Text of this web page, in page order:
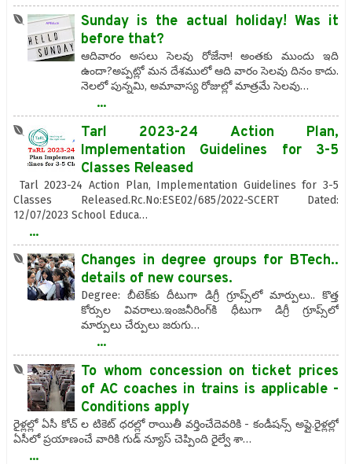
Sunday is the actual holiday! Was it
before that?
ఆదివారం అసలు సెలవు రోజేనా! అంతకు ముందు ఇది
ఉందా?అప్పట్లో మన దేశములో ఆది వారం సెలవు దినం కాదు.
నెలలో పున్నమి, అమావాస్య రోజుల్లో మాత్రమే సెలవు…
...
Tarl 2023-24 Action Plan,
Implementation Guidelines for 3-5
Classes Released
Tarl 2023-24 Action Plan, Implementation Guidelines for 3-5
Classes Released.Rc.No:ESE02/685/2022-SCERT Dated:
12/07/2023 School Educa…
...
Changes in degree groups for BTech..
details of new courses.
Degree: బీటెక్‌కు దీటుగా డిగ్రీ గ్రూప్స్‌లో మార్పులు.. కొత్త
కోర్సుల వివరాలు.ఇంజనీరింగ్‌కి ధీటుగా డిగ్రీ గ్రూప్స్‌లో
మార్పులు చేర్పులు జరుగు…
...
To whom concession on ticket prices
of AC coaches in trains is applicable -
Conditions apply
రైళ్లల్లో ఏసీ కోచ్ ల టికెట్ ధరల్లో రాయితీ వర్తించేదెవరికి - కండీషన్స్ అప్లై.రైళ్లల్లో
ఏసీలో ప్రయాణంచే వారికి గుడ్ న్యూస్ చెప్పింది రైల్వే శా…
...